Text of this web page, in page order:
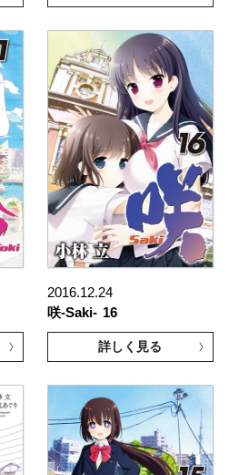
2016.12.24
咲-Saki- 16
詳しく見る